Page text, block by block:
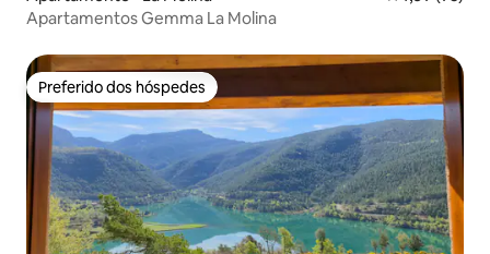
Apartamentos Gemma La Molina
Preferido dos hóspedes
Preferido dos hóspedes